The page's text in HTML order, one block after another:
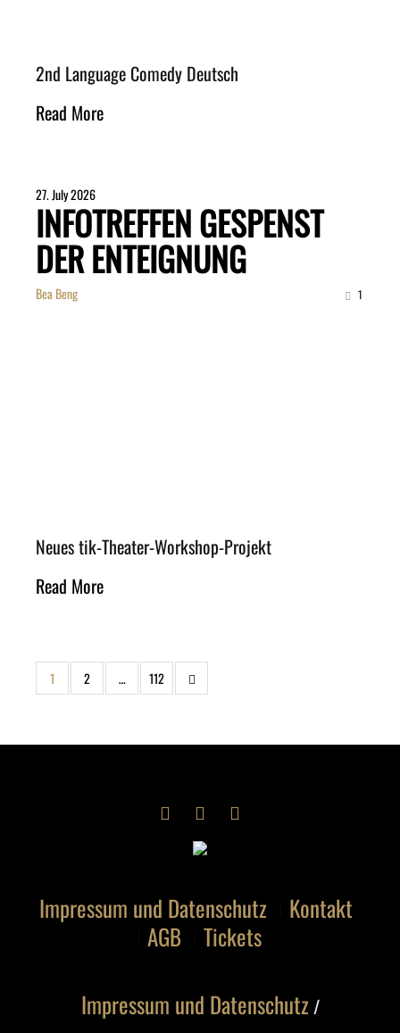
2nd Language Comedy Deutsch
Read More
27. July 2026
INFOTREFFEN GESPENST
DER ENTEIGNUNG
Bea Beng 1
Neues tik-Theater-Workshop-Projekt
Read More
1 2 … 112
Impressum und Datenschutz
Kontakt
AGB
Tickets
Impressum und Datenschutz /